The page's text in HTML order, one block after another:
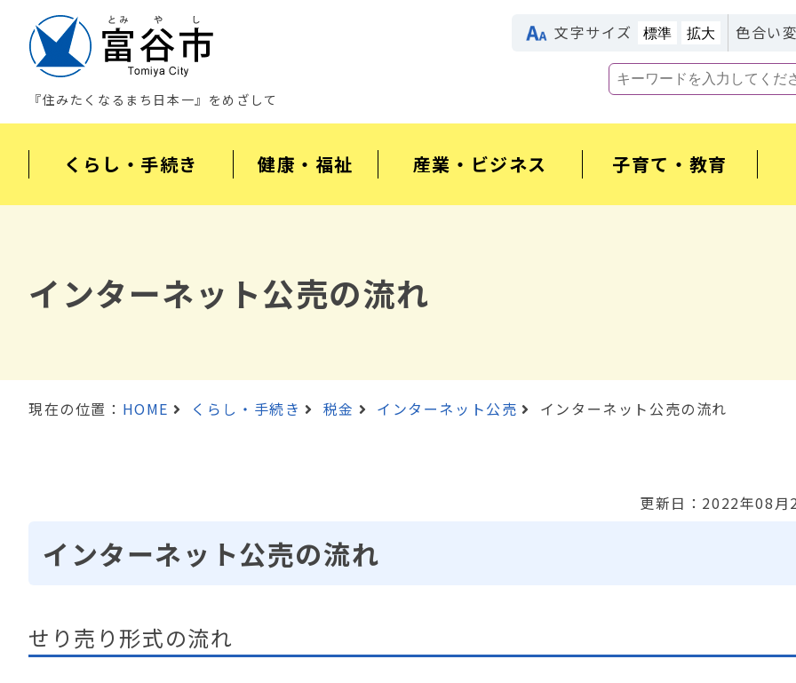
『住みたくなるまち日本一』をめざして
文字サイズ 標準 拡大 色合い
くらし・手続き 健康・福祉 産業・ビジネス 子育て・教育
インターネット公売の流れ
現在の位置： HOME くらし・手続き 税金 インターネット公売 インターネット公売の流れ
更新日：2022年08月
インターネット公売の流れ
せり売り形式の流れ